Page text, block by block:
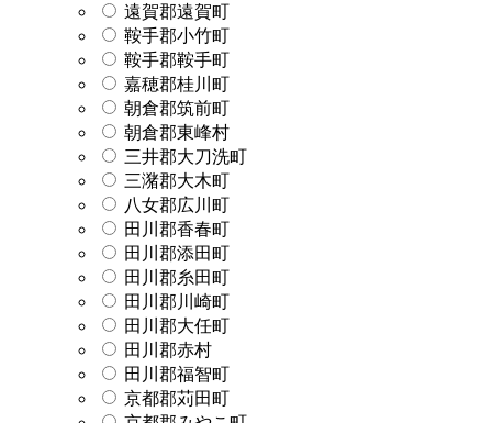
遠賀郡遠賀町
鞍手郡小竹町
鞍手郡鞍手町
嘉穂郡桂川町
朝倉郡筑前町
朝倉郡東峰村
三井郡大刀洗町
三潴郡大木町
八女郡広川町
田川郡香春町
田川郡添田町
田川郡糸田町
田川郡川崎町
田川郡大任町
田川郡赤村
田川郡福智町
京都郡苅田町